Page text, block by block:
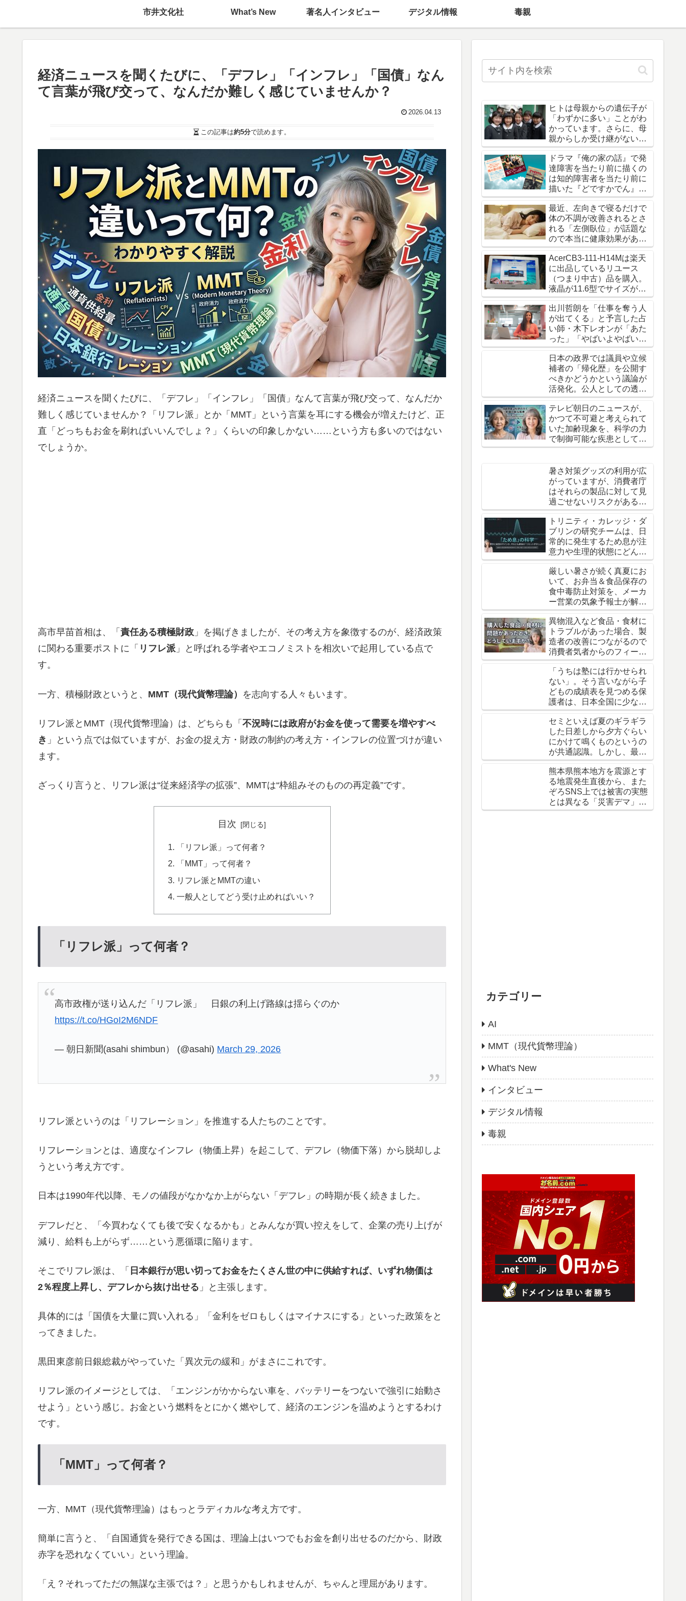
市井文化社 What’s New 著名人インタビュー デジタル情報 毒親
経済ニュースを聞くたびに、「デフレ」「インフレ」「国債」なん
て言葉が飛び交って、なんだか難しく感じていませんか？
2026.04.13
この記事は約5分で読めます。
経済ニュースを聞くたびに、「デフレ」「インフレ」「国債」なんて言葉が飛び交って、なんだか
難しく感じていませんか？「リフレ派」とか「MMT」という言葉を耳にする機会が増えたけど、正
直「どっちもお金を刷ればいいんでしょ？」くらいの印象しかない……という方も多いのではない
でしょうか。
高市早苗首相は、「 責任ある積極財政 」を掲げきましたが、その考え方を象徴するのが、経済政策
に関わる重要ポストに「 リフレ派 」と呼ばれる学者やエコノミストを相次いで起用している点で
す。
一方、積極財政というと、 MMT（現代貨幣理論） を志向する人々もいます。
リフレ派とMMT（現代貨幣理論）は、どちらも「 不況時には政府がお金を使って需要を増やすべ
き 」という点では似ていますが、お金の捉え方・財政の制約の考え方・インフレの位置づけが違い
ます。
ざっくり言うと、リフレ派は“従来経済学の拡張”、MMTは“枠組みそのものの再定義”です。
目次
「リフレ派」って何者？
「MMT」って何者？
リフレ派とMMTの違い
一般人としてどう受け止めればいい？
「リフレ派」って何者？
高市政権が送り込んだ「リフレ派」 日銀の利上げ路線は揺らぐのか
https://t.co/HGoI2M6NDF
— 朝日新聞(asahi shimbun） (@asahi) March 29, 2026
リフレ派というのは「リフレーション」を推進する人たちのことです。
リフレーションとは、適度なインフレ（物価上昇）を起こして、デフレ（物価下落）から脱却しよ
うという考え方です。
日本は1990年代以降、モノの値段がなかなか上がらない「デフレ」の時期が長く続きました。
デフレだと、「今買わなくても後で安くなるかも」とみんなが買い控えをして、企業の売り上げが
減り、給料も上がらず……という悪循環に陥ります。
そこでリフレ派は、「 日本銀行が思い切ってお金をたくさん世の中に供給すれば、いずれ物価は
2％程度上昇し、デフレから抜け出せる 」と主張します。
具体的には「国債を大量に買い入れる」「金利をゼロもしくはマイナスにする」といった政策をと
ってきました。
黒田東彦前日銀総裁がやっていた「異次元の緩和」がまさにこれです。
リフレ派のイメージとしては、「エンジンがかからない車を、バッテリーをつないで強引に始動さ
せよう」という感じ。お金という燃料をとにかく燃やして、経済のエンジンを温めようとするわけ
です。
「MMT」って何者？
一方、MMT（現代貨幣理論）はもっとラディカルな考え方です。
簡単に言うと、「自国通貨を発行できる国は、理論上はいつでもお金を創り出せるのだから、財政
赤字を恐れなくていい」という理論。
「え？それってただの無謀な主張では？」と思うかもしれませんが、ちゃんと理屈があります。
ヒトは母親からの遺伝子が
「わずかに多い」ことがわ
かっています。さらに、母
親からしか受け継がない遺
伝子や病気も存在します。
ドラマ『俺の家の話』で発
達障害を当たり前に描くの
は知的障害者を当たり前に
描いた『どですかでん』オ
マージュという声
最近、左向きで寝るだけで
体の不調が改善されるとさ
れる「左側臥位」が話題な
ので本当に健康効果がある
のか調べてみました。
AcerCB3-111-H14Mは楽天
に出品しているリユース
（つまり中古）品を購入。
液晶が11.6型でサイズが
1.1kgのChromebookです
出川哲朗を「仕事を奪う人
が出てくる」と予言した占
い師・木下レオンが「あた
った」「やばいよやばい
よ」とネットで話題騒然
日本の政界では議員や立候
補者の「帰化歴」を公開す
べきかどうかという議論が
活発化。公人としての透明
性とプライバシー保護の相
反
テレビ朝日のニュースが、
かつて不可避と考えられて
いた加齢現象を、科学の力
で制御可能な疾患として捉
え直す最新の研究成果を紹
暑さ対策グッズの利用が広
がっていますが、消費者庁
はそれらの製品に対して見
過ごせないリスクがあると
注意を呼びかけています。
トリニティ・カレッジ・ダ
ブリンの研究チームは、日
常的に発生するため息が注
意力や生理的状態にどんな
影響を及ぼすかを調査しま
した。
厳しい暑さが続く真夏にお
いて、お弁当＆食品保存の
食中毒防止対策を、メーカ
ー営業の気象予報士が解説
しているニュースが話題で
す。
異物混入など食品・食材に
トラブルがあった場合、製
造者の改善につながるので
消費者気者からのフィード
バックは行ったほうがいい
という話
「うちは塾には行かせられ
ない」。そう言いながら子
どもの成績表を見つめる保
護者は、日本全国に少なく
ありません。
セミといえば夏のギラギラ
した日差しから夕方ぐらい
にかけて鳴くものというの
が共通認識。しかし、最近
は「夜鳴きのセミ」が話題
に。
熊本県熊本地方を震源とす
る地震発生直後から、また
ぞろSNS上では被害の実態
とは異なる「災害デマ」が
急速に拡散しています。
カテゴリー
AI
MMT（現代貨幣理論）
What's New
インタビュー
デジタル情報
毒親